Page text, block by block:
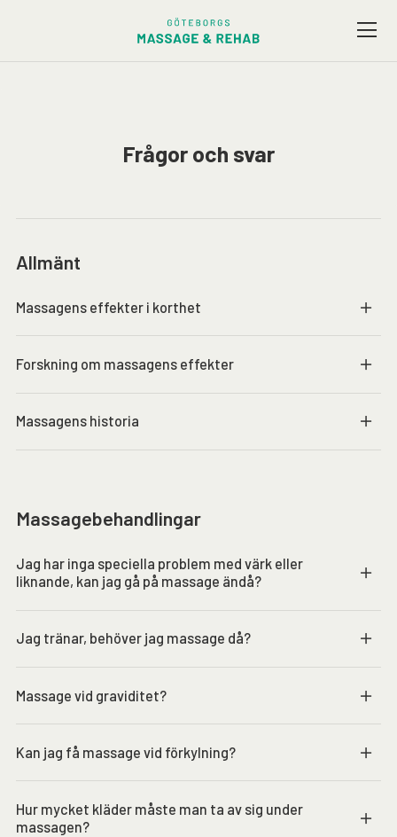
Företagsmassage
Presentkort
Frågor och svar
Allmänt
Massagens effekter i korthet
Forskning om massagens effekter
Massagens historia
Massagebehandlingar
Jag har inga speciella problem med värk eller
liknande, kan jag gå på massage ändå?
Jag tränar, behöver jag massage då?
Massage vid graviditet?
Kan jag få massage vid förkylning?
Hur mycket kläder måste man ta av sig under
massagen?